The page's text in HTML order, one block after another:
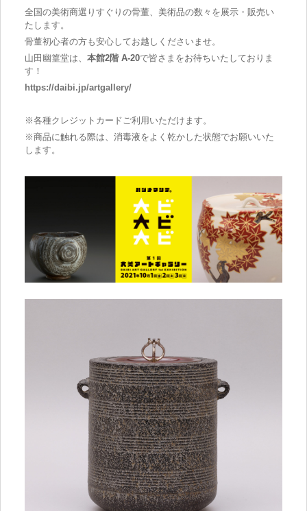
全国の美術商選りすぐりの骨董、美術品の数々を展示・販売い
たします。
骨董初心者の方も安心してお越しくださいませ。
山田幽篁堂は、 本館2階 A-20で皆さまをお待ちいたしておりま
す！
https://daibi.jp/artgallery/
※各種クレジットカードご利用いただけます。
※商品に触れる際は、消毒液をよく乾かした状態でお願いいた
します。